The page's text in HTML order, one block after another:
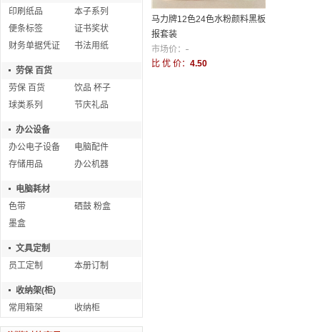
印刷纸品
本子系列
便条标签
证书奖状
财务单据凭证
书法用纸
劳保 百货
劳保 百货
饮品 杯子
球类系列
节庆礼品
办公设备
办公电子设备
电脑配件
存储用品
办公机器
电脑耗材
色带
硒鼓 粉盒
墨盒
文具定制
员工定制
本册订制
收纳架(柜)
常用箱架
收纳柜
马力牌12色24色水粉颜料黑板
报套装
市场价： -
比 优 价： 4.50